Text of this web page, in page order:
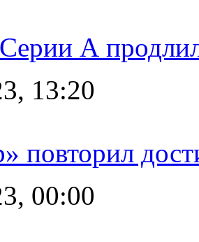
А
13:20
повторил
00:00